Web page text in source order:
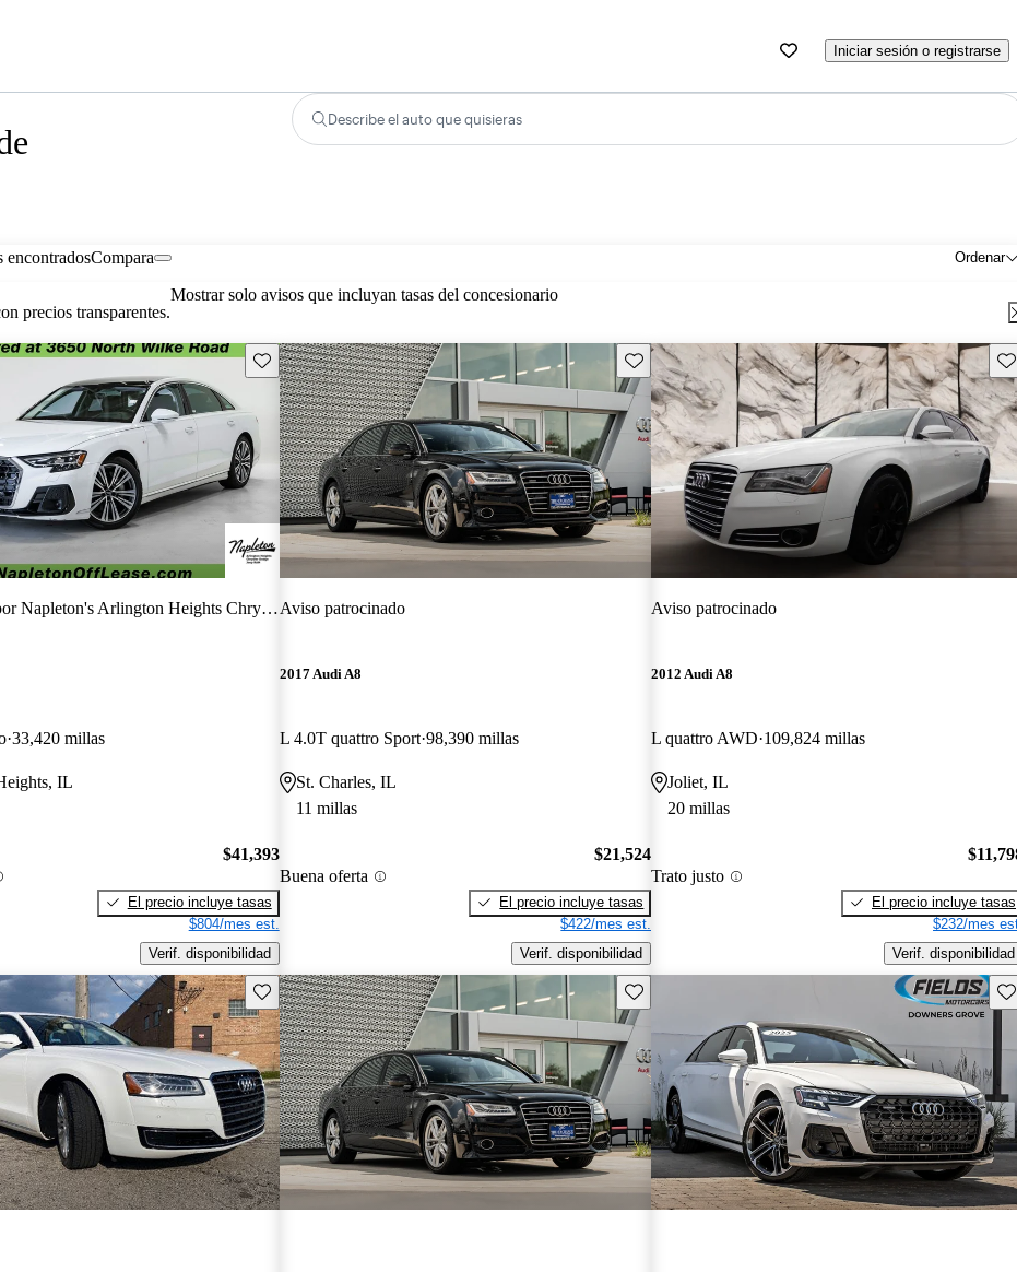
Iniciar sesión o registrarse
Describe el auto que quisieras
encontrados Ordenar
Compara
precios transparentes.
Mostrar solo avisos que incluyan tasas del concesionario
Guarda este Aviso
Napleton's Arlington Heights Chrysler Dodge Jeep RAM
33,420 millas
IL
$41,393
El precio incluye tasas
$804/mes est.
Verif. disponibilidad
Guarda este Aviso
Aviso patrocinado
2017 Audi A8
L 4.0T quattro Sport 98,390 millas
St. Charles, IL
11 millas
Buena oferta
$21,524
El precio incluye tasas
$422/mes est.
Verif. disponibilidad
Aviso patrocinado
2012 Audi A8
L quattro AWD 109,824 millas
Joliet, IL
20 millas
Trato justo
El precio incluye tasas
$232/mes
Verif. disponibilidad
Guarda este Aviso Guarda este Aviso